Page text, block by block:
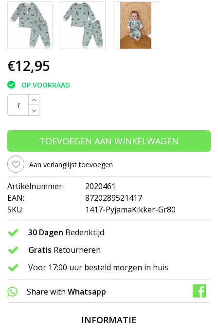
€12,95
OP VOORRAAD
TOEVOEGEN AAN WINKELWAGEN
Aan verlanglijst toevoegen
Artikelnummer:
2020461
EAN:
8720289521417
SKU:
1417-PyjamaKikker-Gr80
30 Dagen Bedenktijd
Gratis Retourneren
Voor 17:00 uur besteld morgen in huis
Share with Whatsapp
INFORMATIE